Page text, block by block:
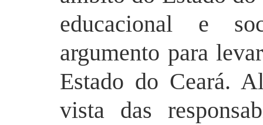
educacional e
argumento para
Estado do Ceará.
vista das